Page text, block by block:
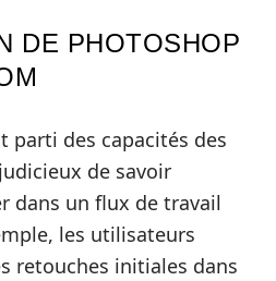
DE PHOTOSHOP
parti des capacités des
de savoir
dans un flux de travail
les utilisateurs
retouches initiales dans